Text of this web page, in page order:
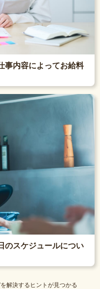
事内容によってお給料
のスケジュールについ
解決するヒントが見つかる